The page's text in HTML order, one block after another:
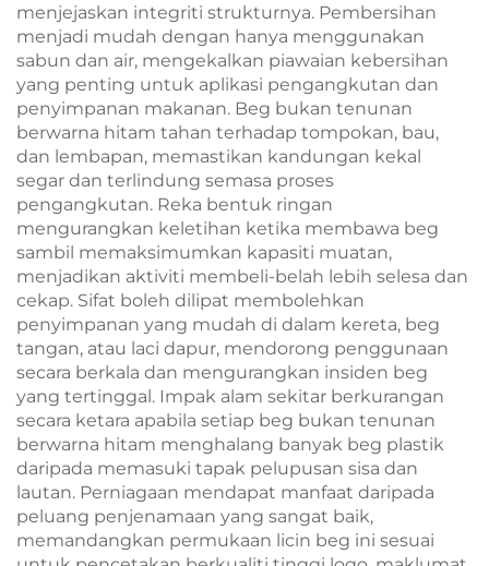
menjejaskan integriti strukturnya. Pembersihan
menjadi mudah dengan hanya menggunakan
sabun dan air, mengekalkan piawaian kebersihan
yang penting untuk aplikasi pengangkutan dan
penyimpanan makanan. Beg bukan tenunan
berwarna hitam tahan terhadap tompokan, bau,
dan lembapan, memastikan kandungan kekal
segar dan terlindung semasa proses
pengangkutan. Reka bentuk ringan
mengurangkan keletihan ketika membawa beg
sambil memaksimumkan kapasiti muatan,
menjadikan aktiviti membeli-belah lebih selesa dan
cekap. Sifat boleh dilipat membolehkan
penyimpanan yang mudah di dalam kereta, beg
tangan, atau laci dapur, mendorong penggunaan
secara berkala dan mengurangkan insiden beg
yang tertinggal. Impak alam sekitar berkurangan
secara ketara apabila setiap beg bukan tenunan
berwarna hitam menghalang banyak beg plastik
daripada memasuki tapak pelupusan sisa dan
lautan. Perniagaan mendapat manfaat daripada
peluang penjenamaan yang sangat baik,
memandangkan permukaan licin beg ini sesuai